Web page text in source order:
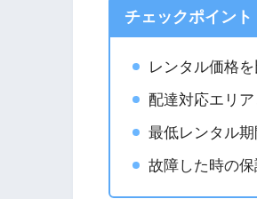
チェックポイント
レンタル価格
配達対応エリ
最低レンタル
故障した時の